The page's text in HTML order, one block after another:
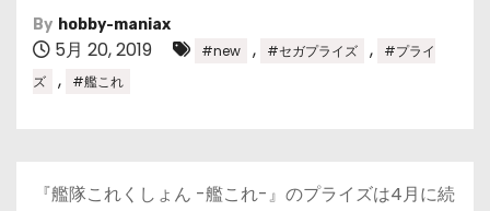
By hobby-maniax
5月 20, 2019 #new , #セガプライズ ,
#プライ
ズ
, #艦これ
『艦隊これくしょん -艦これ-』のプライズは4月に続